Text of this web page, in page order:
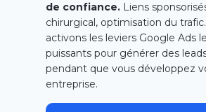
de confiance.Liens
chirurgical, optimisation du
activons les leviers Google Ads
puissants pour générer des
pendant que vous développez
entreprise.